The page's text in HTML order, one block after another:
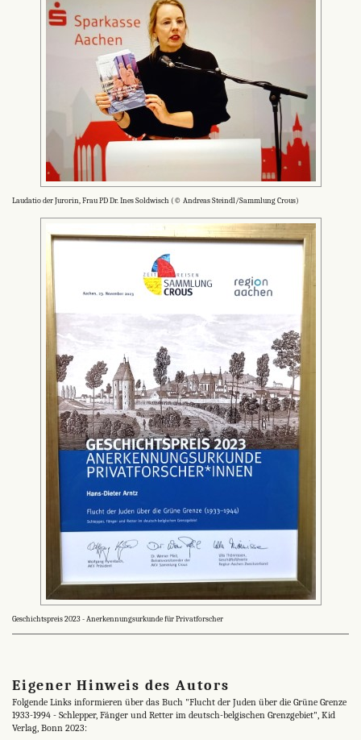
Laudatio der Jurorin, Frau PD Dr. Ines Soldwisch (© Andreas Steindl/Sammlung Crous)
Geschichtspreis 2023 - Anerkennungsurkunde für Privatforscher
Eigener Hinweis des Autors
Folgende Links informieren über das Buch "Flucht der Juden über die Grüne Grenze
1933-1994 - Schlepper, Fänger und Retter im deutsch-belgischen Grenzgebiet", Kid
Verlag, Bonn 2023: